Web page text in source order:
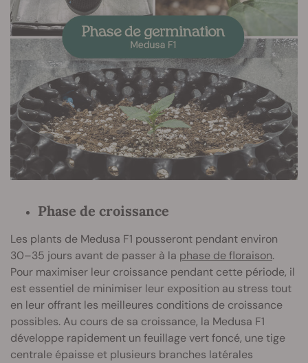
Phase de croissance
Les plants de Medusa F1 pousseront pendant environ
30–35 jours avant de passer à la phase de floraison.
Pour maximiser leur croissance pendant cette période, il
est essentiel de minimiser leur exposition au stress tout
en leur offrant les meilleures conditions de croissance
possibles. Au cours de sa croissance, la Medusa F1
développe rapidement un feuillage vert foncé, une tige
centrale épaisse et plusieurs branches latérales